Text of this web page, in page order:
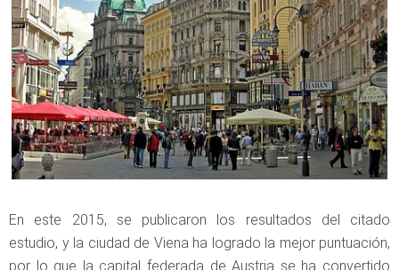
En este 2015, se publicaron los resultados del citado
estudio, y la ciudad de Viena ha logrado la mejor puntuación,
por lo que la capital federada de Austria se ha convertido